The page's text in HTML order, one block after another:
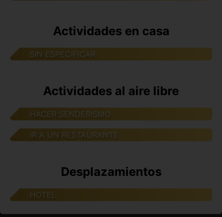
Actividades en casa
SIN ESPECIFICAR
Actividades al aire libre
HACER SENDERISMO
IR A UN RESTAURANTE
Desplazamientos
HOTEL